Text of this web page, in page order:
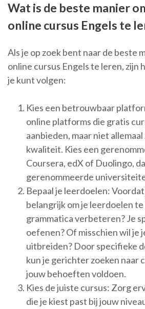
Wat is de beste manier
online cursus Engels te
Als je op zoek bent naar de beste
online cursus Engels te leren, zijn
je kunt volgen:
Kies een betrouwbaar
online platforms die gratis
aanbieden, maar niet
kwaliteit. Kies een
Coursera, edX of Duolingo,
gerenommeerde
Bepaal je leerdoelen:
belangrijk om je leerdoelen
grammatica verbeteren? Je
oefenen? Of misschien wil je
uitbreiden? Door specifieke
kun je gerichter zoeken naar
jouw behoeften voldoen.
Kies de juiste cursus: Zorg
die je kiest past bij jouw